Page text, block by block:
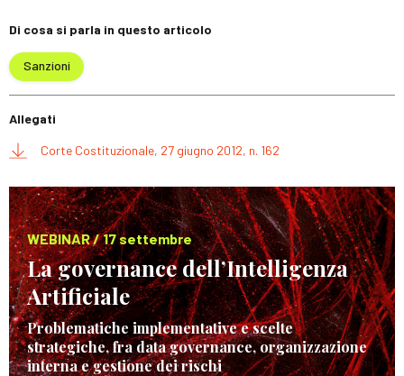
Di cosa si parla in questo articolo
Sanzioni
Allegati
Corte Costituzionale, 27 giugno 2012, n. 162
WEBINAR / 17 settembre
La governance dell’Intelligenza
Artificiale
Problematiche implementative e scelte
strategiche, fra data governance, organizzazione
interna e gestione dei rischi